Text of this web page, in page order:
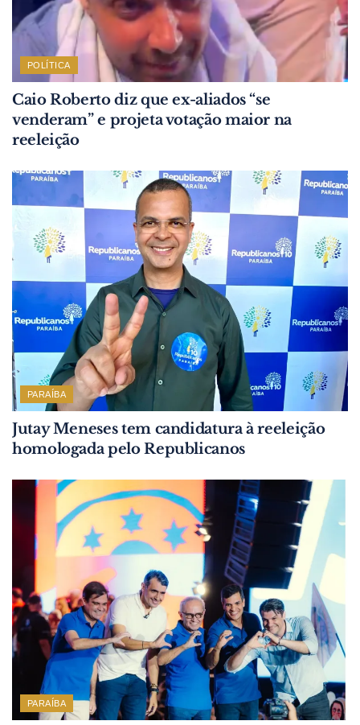
POLÍTICA
Caio Roberto diz que ex-aliados “se
venderam” e projeta votação maior na
reeleição
PARAÍBA
Jutay Meneses tem candidatura à reeleição
homologada pelo Republicanos
PARAÍBA